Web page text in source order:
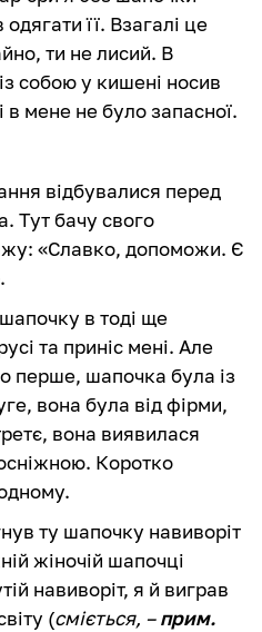
її. Взагалі це
ти не лисий. В
собою у кишені носив
мене не було запасної.
відбувалися перед
Тут бачу свого
«Славко, допоможи. Є
в тоді ще
та приніс мені. Але
перше, шапочка була із
вона була від фірми,
вона виявилася
Коротко
ту шапочку навиворіт
жіночій шапочці
навиворіт, я й виграв
(сміється, –прим.